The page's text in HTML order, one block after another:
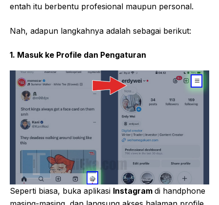
entah itu berbentu profesional maupun personal.
Nah, adapun langkahnya adalah sebagai berikut:
1. Masuk ke Profile dan Pengaturan
Seperti biasa, buka aplikasi Instagram di handphone